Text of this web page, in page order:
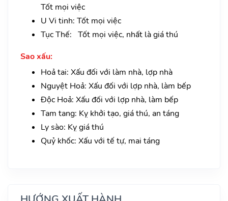
Tốt mọi việc
U Vi tinh: Tốt mọi việc
Tục Thế: Tốt mọi việc, nhất là giá thú
Sao xấu:
Hoả tai: Xấu đối với làm nhà, lợp nhà
Nguyệt Hoả: Xấu đối với lợp nhà, làm bếp
Độc Hoả: Xấu đối với lợp nhà, làm bếp
Tam tang: Kỵ khởi tạo, giá thú, an táng
Ly sào: Kỵ giá thú
Quỷ khốc: Xấu với tế tự, mai táng